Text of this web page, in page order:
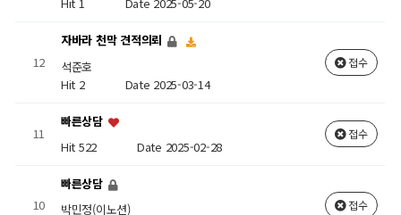
Hit 1 Date 2025-05-20
12
자바라 천막 견적의뢰
석준호
Hit 2 Date 2025-03-14
접수
11
빠른상담
Hit 522 Date 2025-02-28
접수
10
빠른상담
박민정(이노션)
접수